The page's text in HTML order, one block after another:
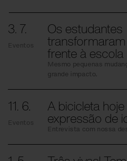
3. 7.
Eventos
Os estudantes
frente à escola
Mesmo pequenas
grande impacto.
11. 6.
Eventos
A bicicleta
expressão de
Entrevista com nossa